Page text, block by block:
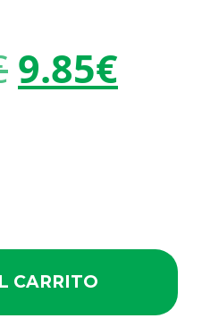
9.85€
CARRITO